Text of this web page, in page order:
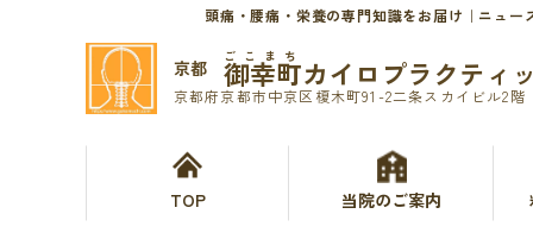
頭痛・腰痛・栄養の専門知識をお届け｜ニュー
京都
ごこまち
御幸町カイロプラクティ
京都府京都市中京区榎木町91-2二条スカイビル2階
TOP 当院のご案内